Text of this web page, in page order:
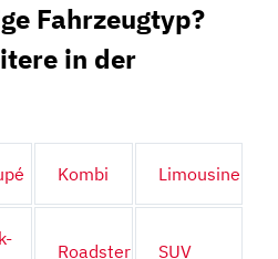
Fahrzeugtyp?
in der
Kombi Limousine
Roadster SUV